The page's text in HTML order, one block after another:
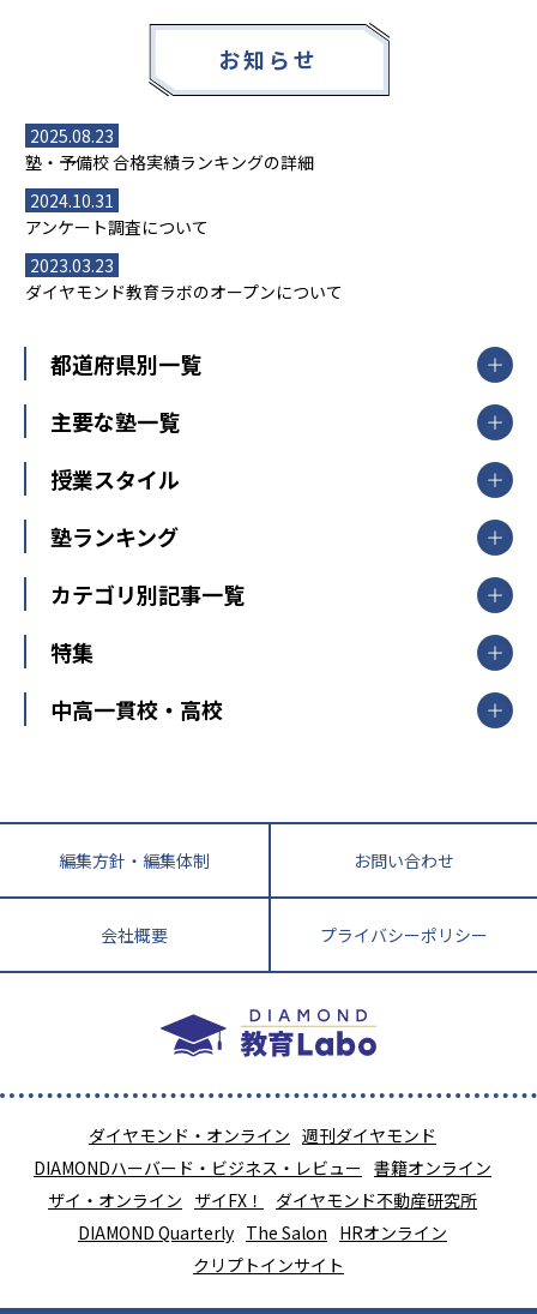
お知らせ
2025.08.23
塾・予備校 合格実績ランキングの詳細
2024.10.31
アンケート調査について
2023.03.23
ダイヤモンド教育ラボのオープンについて
都道府県別一覧
北海道・東北
山形県
福島県
関東
東京都
神奈川県
茨城県
栃木県
群馬県
新潟県
中部
愛知県
静岡県
長野県
大阪府
兵庫県 京都府 奈良県
和歌山県
滋賀県
中国
鳥取県
島根県 広島県
山口県
四国
宮崎県
鹿児島県 沖縄県
主要な塾一覧
【掲載塾一覧を見る】
東京個別指導学院
明光義塾
個別教室のトライ
武田塾
授業スタイル
個別指導
オンライン指導
塾ランキング
中学受験ランキング
カテゴリ別記事一覧
中学受験
大学受験
教育全般
大学受験塾の選び方
中学受験に熱心な市区町村ランキング
家庭教師
特集
開成番長直伝！子どもの受験を成功させる方法
運動と遊びを考える
令和の大学受験は情報戦！
悩み多き「大学受験」相談室
英語・英会話・英検対策
小学校教師が解説！中学受験のリアル
教育ニュース最前線
教育ジャーナリストが徹底解説！ 大学受験の羅
針盤
中高一貫校・高校
大学入試改革
親子で極める家庭学習
編集方針・編集体制 お問い合わせ
会社概要 プライバシーポリシー
ダイヤモンド・オンライン 週刊ダイヤモンド
DIAMONDハーバード・ビジネス・レビュー 書籍オンライン
ザイ・オンライン ザイFX！
ダイヤモンド不動産研究所
DIAMOND Quarterly The Salon HRオンライン
クリプトインサイト